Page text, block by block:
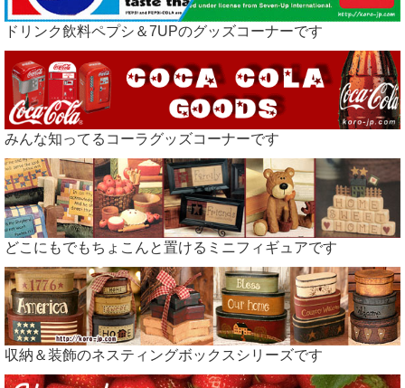
ドリンク飲料ペプシ＆7UPのグッズコーナーです
みんな知ってるコーラグッズコーナーです
どこにもでもちょこんと置けるミニフィギュアです
収納＆装飾のネスティングボックスシリーズです